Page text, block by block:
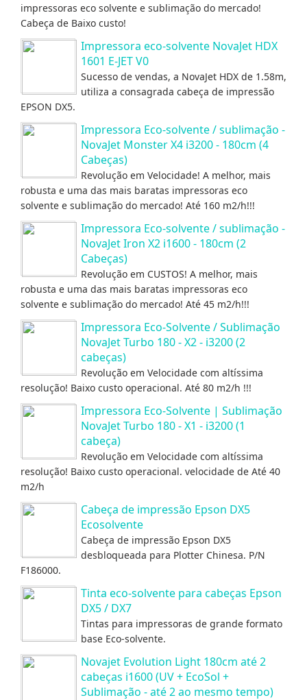
impressoras eco solvente e sublimação do mercado!
Cabeça de Baixo custo!
Impressora eco-solvente NovaJet HDX
1601 E-JET V0
Sucesso de vendas, a NovaJet HDX de 1.58m,
utiliza a consagrada cabeça de impressão
EPSON DX5.
Impressora Eco-solvente / sublimação -
NovaJet Monster X4 i3200 - 180cm (4
Cabeças)
Revolução em Velocidade! A melhor, mais
robusta e uma das mais baratas impressoras eco
solvente e sublimação do mercado! Até 160 m2/h!!!
Impressora Eco-solvente / sublimação -
NovaJet Iron X2 i1600 - 180cm (2
Cabeças)
Revolução em CUSTOS! A melhor, mais
robusta e uma das mais baratas impressoras eco
solvente e sublimação do mercado! Até 45 m2/h!!!
Impressora Eco-Solvente / Sublimação
NovaJet Turbo 180 - X2 - i3200 (2
cabeças)
Revolução em Velocidade com altíssima
resolução! Baixo custo operacional. Até 80 m2/h !!!
Impressora Eco-Solvente | Sublimação
NovaJet Turbo 180 - X1 - i3200 (1
cabeça)
Revolução em Velocidade com altíssima
resolução! Baixo custo operacional. velocidade de Até 40
m2/h
Cabeça de impressão Epson DX5
Ecosolvente
Cabeça de impressão Epson DX5
desbloqueada para Plotter Chinesa. P/N
F186000.
Tinta eco-solvente para cabeças Epson
DX5 / DX7
Tintas para impressoras de grande formato
base Eco-solvente.
Novajet Evolution Light 180cm até 2
cabeças i1600 (UV + EcoSol +
Sublimação - até 2 ao mesmo tempo)